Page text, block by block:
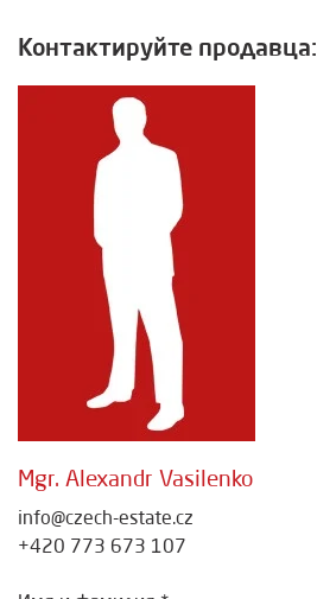
Контактируйте продавца:
Mgr. Alexandr Vasilenko
info@czech-estate.cz
+420 773 673 107